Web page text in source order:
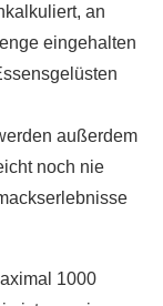
an
eingehalten
außerdem
noch nie
1000